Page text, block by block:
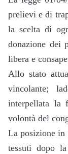
prelievi e di
la scelta di
donazione dei
libera e
Allo stato
vincolante;
interpellata la
volontà del
La posizione in
tessuti dopo